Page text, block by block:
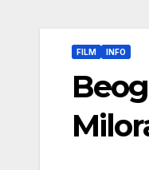
FILM INFO